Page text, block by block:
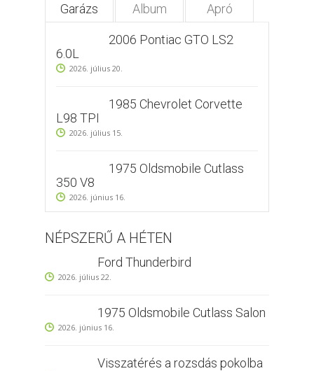
Garázs Album Apró
2006 Pontiac GTO LS2
6.0L
2026. július 20.
1985 Chevrolet Corvette
L98 TPI
2026. július 15.
1975 Oldsmobile Cutlass
350 V8
2026. június 16.
NÉPSZERŰ A HÉTEN
Ford Thunderbird
2026. július 22.
1975 Oldsmobile Cutlass Salon
2026. június 16.
Visszatérés a rozsdás pokolba